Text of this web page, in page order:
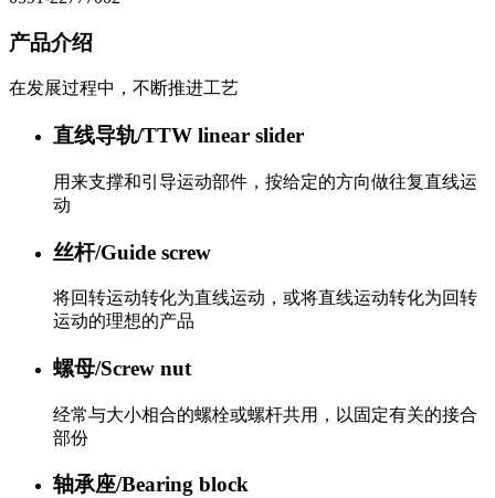
产品介绍
在发展过程中，不断推进工艺
直线导轨/TTW linear slider
用来支撑和引导运动部件，按给定的方向做往复直线运
动
丝杆/Guide screw
将回转运动转化为直线运动，或将直线运动转化为回转
运动的理想的产品
螺母/Screw nut
经常与大小相合的螺栓或螺杆共用，以固定有关的接合
部份
轴承座/Bearing block